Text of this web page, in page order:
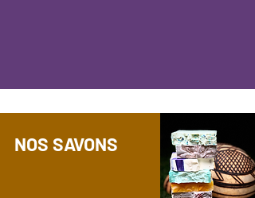
NOS SAVONS